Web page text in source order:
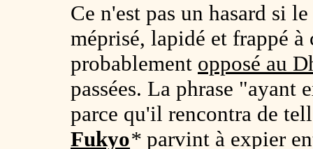
Ce n'est pas un hasard si
méprisé, lapidé et frappé
probablement opposé au
passées. La phrase "ayant
parce qu'il rencontra de
Fukyo* parvint à expier